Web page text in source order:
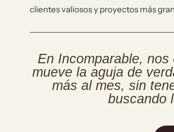
clientes valiosos y proyectos más
En Incomparable,
mueve la aguja de
más al mes, sin
buscando